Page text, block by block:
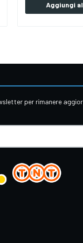
Aggiungi
per rimanere